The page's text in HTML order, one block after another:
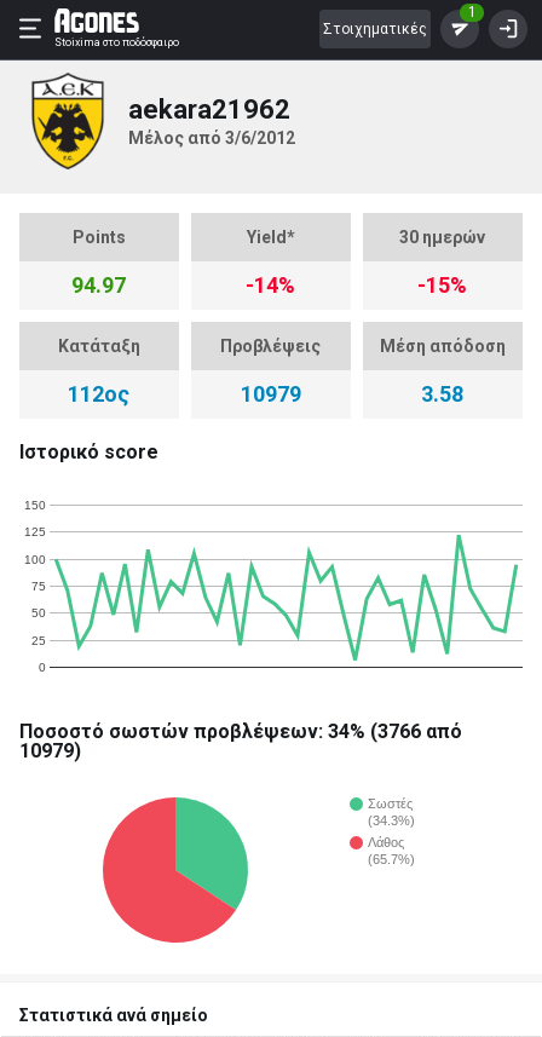
Stoixima στο ποδόσφαιρο
Στοιχηματικές
1
aekara21962
Μέλος από 3/6/2012
Points
94.97
Yield*
-14%
30 ημερών
-15%
Κατάταξη
112ος
Προβλέψεις
10979
Μέση απόδοση
3.58
Ιστορικό score
0
25
50
75
100
125
150
Ποσοστό σωστών προβλέψεων: 34% (3766 από
10979)
Σωστές
(34.3%)
Λάθος
(65.7%)
Στατιστικά ανά σημείο